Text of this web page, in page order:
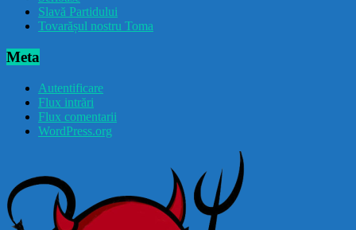
Slavă Partidului
Tovarășul nostru Toma
Meta
Autentificare
Flux intrări
Flux comentarii
WordPress.org